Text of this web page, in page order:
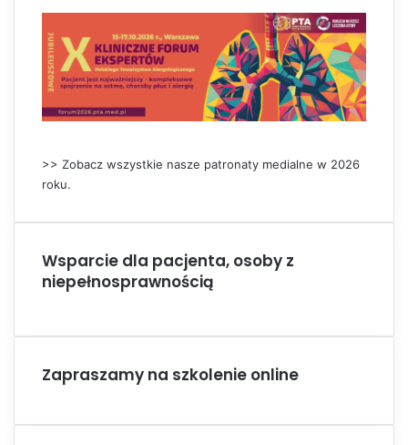
>> Zobacz wszystkie nasze patronaty medialne w 2026
roku.
Wsparcie dla pacjenta, osoby z
niepełnosprawnością
Zapraszamy na szkolenie online